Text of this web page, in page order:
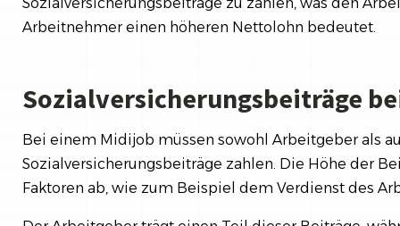
Arbeitnehmer einen höheren Nettolohn bedeutet.
Sozialversicherungsbeiträge
Bei einem Midijob müssen sowohl Arbeitgeber als
Sozialversicherungsbeiträge zahlen. Die Höhe der
Faktoren ab, wie zum Beispiel dem Verdienst des